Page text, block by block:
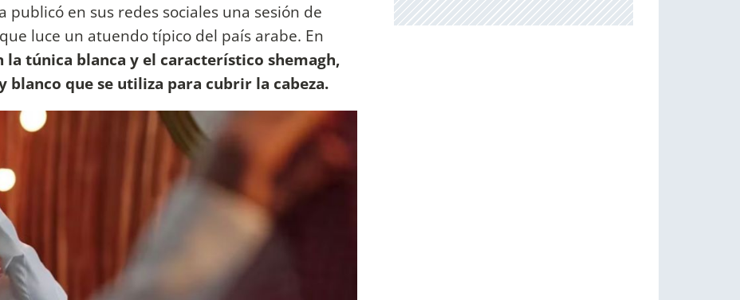
publicó en sus redes sociales una sesión de
luce un atuendo típico del país arabe. En
la túnica blanca y el característico shemagh,
blanco que se utiliza para cubrir la cabeza.